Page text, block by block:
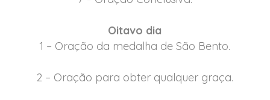
Oitavo dia
1 – Oração da medalha de São Bento.
2 – Oração para obter qualquer graça.